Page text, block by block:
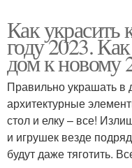
Как украсить
году 2023.
дом к новому
Правильно украшать
архитектурные
стол и елку – все!
и игрушек везде
будут даже тяготить.